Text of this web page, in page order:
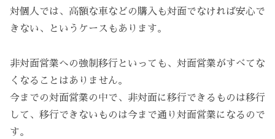
対個人では、高額な車などの購入も対面でなければ安心で
きない、というケースもあります。
非対面営業への強制移行といっても、対面営業がすべてな
くなることはありません。
今までの対面営業の中で、非対面に移行できるものは移行
して、移行できないものは今まで通り対面営業になるので
す。